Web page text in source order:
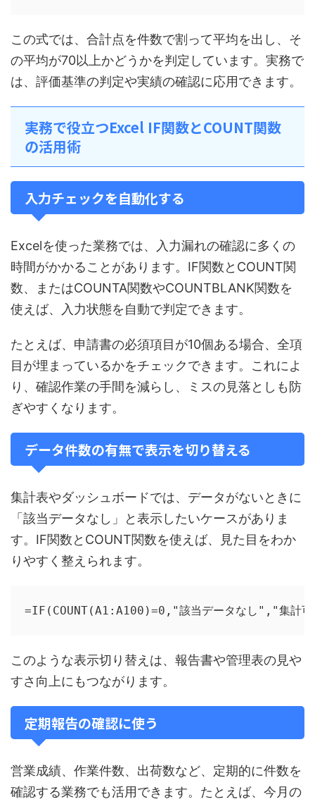
この式では、合計点を件数で割って平均を出し、そ
の平均が70以上かどうかを判定しています。実務で
は、評価基準の判定や実績の確認に応用できます。
実務で役立つExcel IF関数とCOUNT関数
の活用術
入力チェックを自動化する
Excelを使った業務では、入力漏れの確認に多くの
時間がかかることがあります。IF関数とCOUNT関
数、またはCOUNTA関数やCOUNTBLANK関数を
使えば、入力状態を自動で判定できます。
たとえば、申請書の必須項目が10個ある場合、全項
目が埋まっているかをチェックできます。これによ
り、確認作業の手間を減らし、ミスの見落としも防
ぎやすくなります。
データ件数の有無で表示を切り替える
集計表やダッシュボードでは、データがないときに
「該当データなし」と表示したいケースがありま
す。IF関数とCOUNT関数を使えば、見た目をわか
りやすく整えられます。
=IF(COUNT(A1:A100)=0,"該当データなし","集計
このような表示切り替えは、報告書や管理表の見や
すさ向上にもつながります。
定期報告の確認に使う
営業成績、作業件数、出荷数など、定期的に件数を
確認する業務でも活用できます。たとえば、今月の